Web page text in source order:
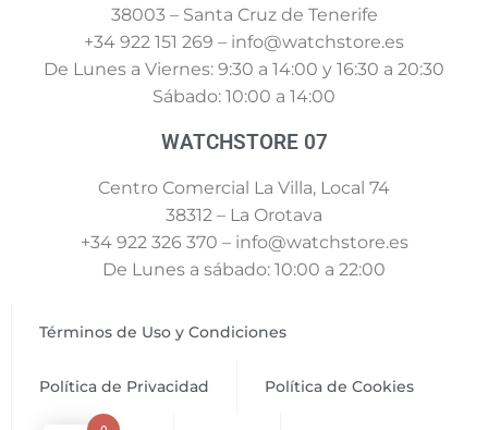
38003 – Santa Cruz de Tenerife
+34 922 151 269 – info@watchstore.es
De Lunes a Viernes: 9:30 a 14:00 y 16:30 a 20:30
Sábado: 10:00 a 14:00
WATCHSTORE 07
Centro Comercial La Villa, Local 74
38312 – La Orotava
+34 922 326 370 – info@watchstore.es
De Lunes a sábado: 10:00 a 22:00
Términos de Uso y Condiciones
Política de Privacidad Política de Cookies